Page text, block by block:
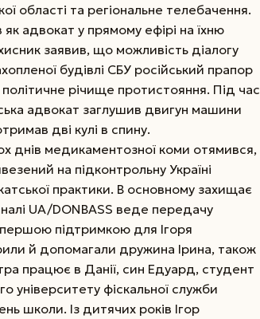
області та регіональне телебачення.
адвокат у прямому ефірі на їхню
заявив, що можливість діалогу
будівлі СБУ російський прапор
політичне річище проти­стояння. Під час
адвокат заглушив двигун машини
дві кулі в спину.
днів медикаментозної коми отямився,
на підконтрольну Україні
практики. В основному захищає
UA/DONBASS веде передачу
підтримкою для Ігоря
й допомагали дружина Ірина, також
працює в Данії, син Едуард, студент
університету фіскальної служби
школи. Із дитячих років Ігор